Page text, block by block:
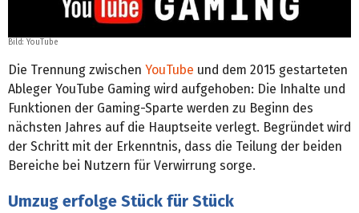
Bild: YouTube
Die Trennung zwischen YouTube und dem 2015 gestarteten
Ableger YouTube Gaming wird aufgehoben: Die Inhalte und
Funktionen der Gaming-Sparte werden zu Beginn des
nächsten Jahres auf die Hauptseite verlegt. Begründet wird
der Schritt mit der Erkenntnis, dass die Teilung der beiden
Bereiche bei Nutzern für Verwirrung sorge.
Umzug erfolge Stück für Stück